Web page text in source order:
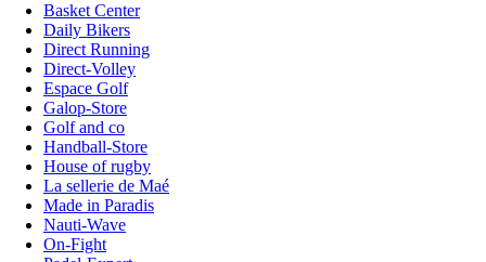
Basket Center
Daily Bikers
Direct Running
Direct-Volley
Espace Golf
Galop-Store
Golf and co
Handball-Store
House of rugby
La sellerie de Maé
Made in Paradis
Nauti-Wave
On-Fight